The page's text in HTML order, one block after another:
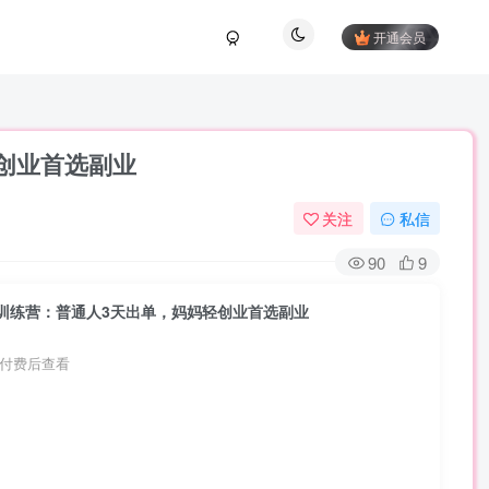
开通会员
业首选副业
关注 私信
90 9
练营：普通人3天出单，妈妈轻创业首选副业
费后查看